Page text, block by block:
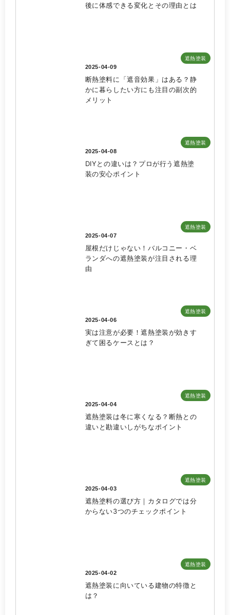
後に体感できる変化とその理由とは
遮熱塗装
2025-04-09
断熱塗料に「遮音効果」はある？静
かに暮らしたい方にも注目の副次的
メリット
遮熱塗装
2025-04-08
DIYとの違いは？プロが行う遮熱塗
装の安心ポイント
遮熱塗装
2025-04-07
屋根だけじゃない！バルコニー・ベ
ランダへの遮熱塗装が注目される理
由
遮熱塗装
2025-04-06
実は注意が必要！遮熱塗装が効きす
ぎて困るケースとは？
遮熱塗装
2025-04-04
遮熱塗装は冬に寒くなる？断熱との
違いと勘違いしがちなポイント
遮熱塗装
2025-04-03
遮熱塗料の選び方｜カタログでは分
からない3つのチェックポイント
遮熱塗装
2025-04-02
遮熱塗装に向いている建物の特徴と
は？